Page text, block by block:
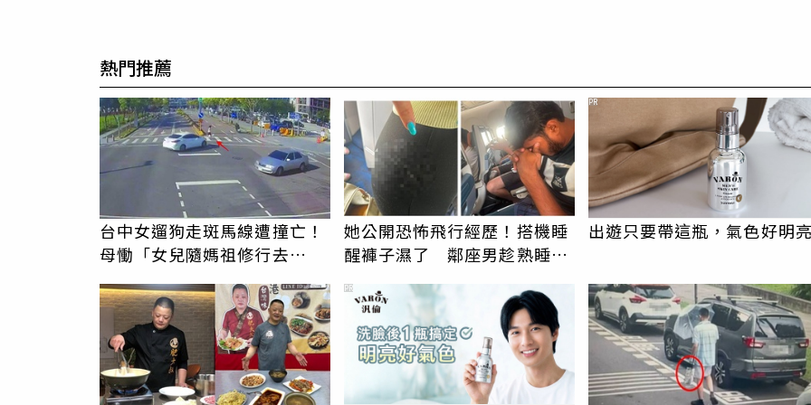
熱門推薦
台中女遛狗走斑馬線遭撞亡！
母慟「女兒隨媽祖修行去
她公開恐怖飛行經歷！搭機睡
醒褲子濕了 鄰座男趁熟睡猥
出遊只要帶這瓶，氣色好明
PR
PR